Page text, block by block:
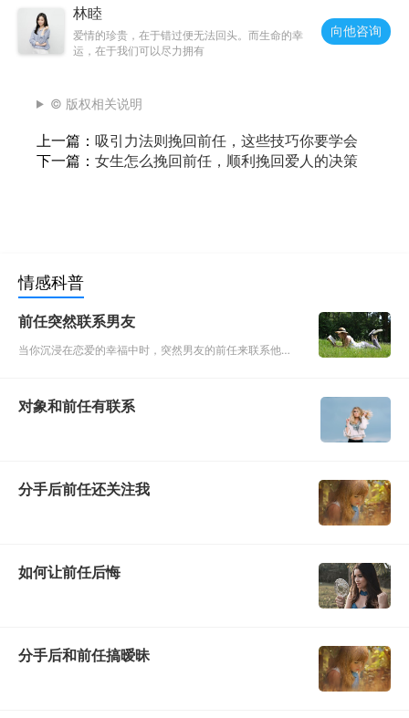
林睦
爱情的珍贵，在于错过便无法回头。而生命的幸
运，在于我们可以尽力拥有
向他咨询
© 版权相关说明
上一篇： 吸引力法则挽回前任，这些技巧你要学会
下一篇： 女生怎么挽回前任，顺利挽回爱人的决策
情感科普
前任突然联系男友
当你沉浸在恋爱的幸福中时，突然男友的前任来联系他
这个前任突然的联系，
对象和前任有联系
分手后前任还关注我
如何让前任后悔
分手后和前任搞暧昧